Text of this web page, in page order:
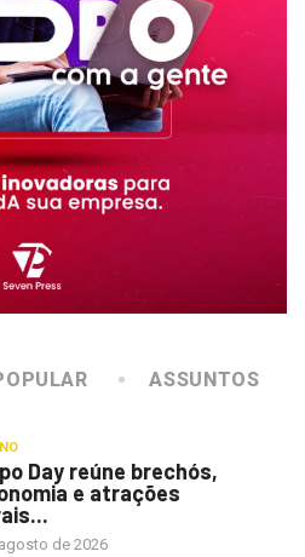
ASSUNTOS
Day reúne brechós,
e atrações
de 2026